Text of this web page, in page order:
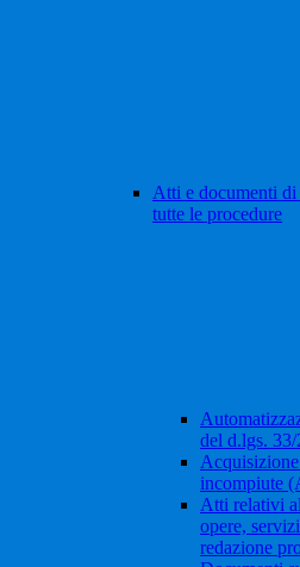
Atti e documenti di
tutte le procedure
del d.lgs.
incompiute
Atti relativi
opere,
redazione